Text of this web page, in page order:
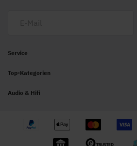
Service
Top-Kategorien
Audio & Hifi